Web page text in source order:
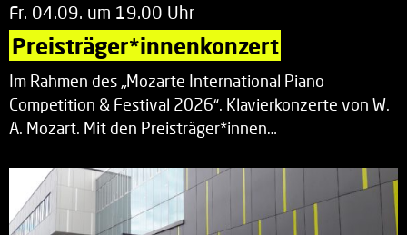
Fr. 04.09. um 19.00 Uhr
Preisträger*innenkonzert
Im Rahmen des „Mozarte International Piano
Competition & Festival 2026“. Klavierkonzerte von W.
A. Mozart. Mit den Preisträger*innen…